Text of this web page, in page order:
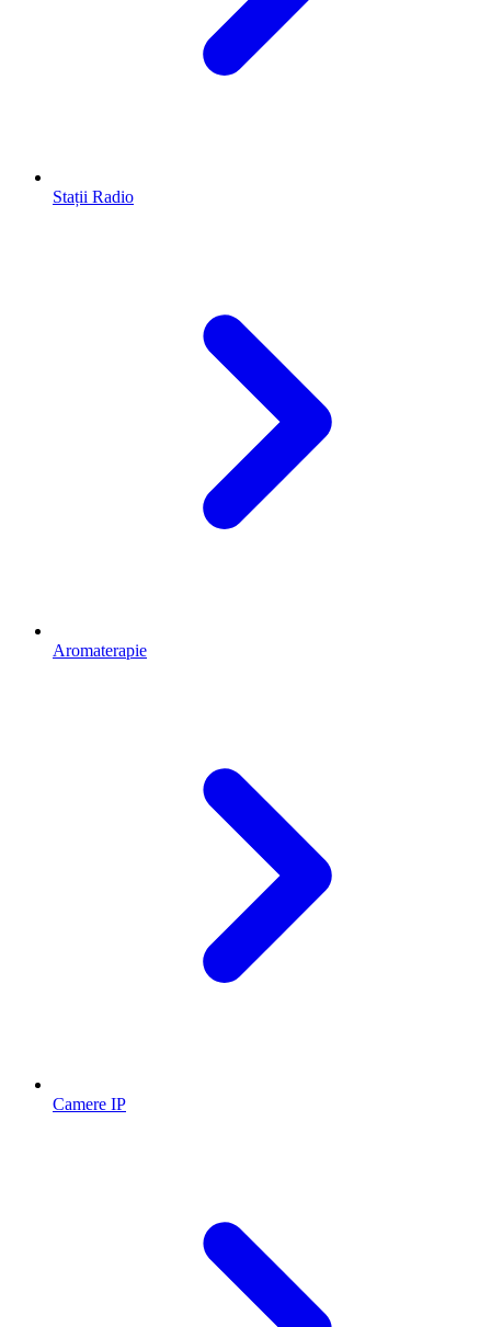
Stații Radio
Aromaterapie
Camere IP